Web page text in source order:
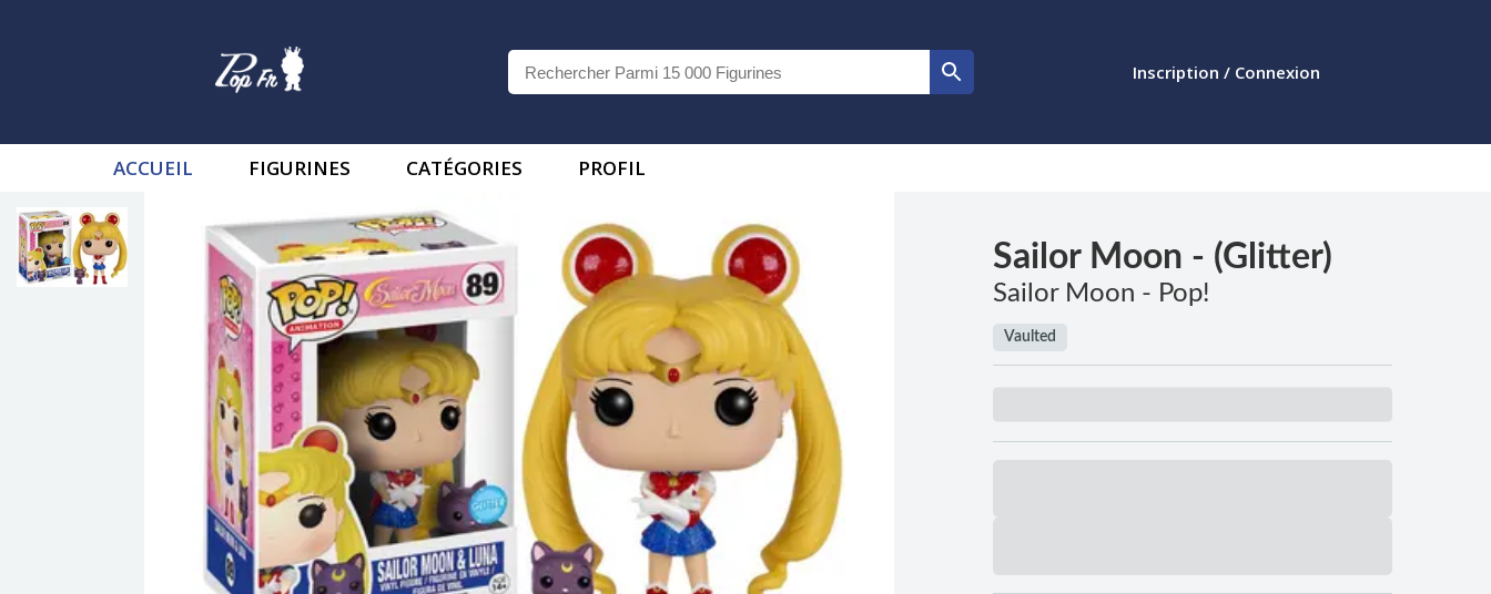
Inscription / Connexion
ACCUEIL FIGURINES CATÉGORIES PROFIL
Sailor Moon - (Glitter)
Sailor Moon - Pop!
Vaulted